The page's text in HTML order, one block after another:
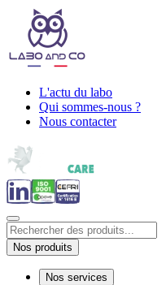
L'actu du labo
Qui sommes-nous ?
Nous contacter
Nos produits
Nos services